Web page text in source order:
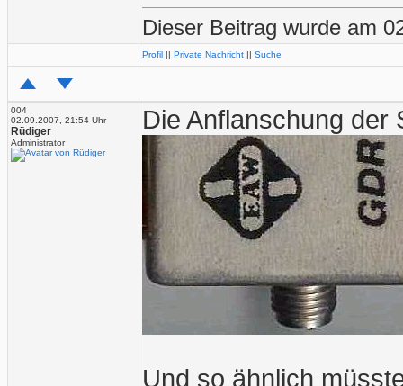
Dieser Beitrag wurde am
Profil || Private Nachricht || Suche
004
02.09.2007, 21:54 Uhr
Rüdiger
Administrator
Die Anflanschung der
Und so ähnlich